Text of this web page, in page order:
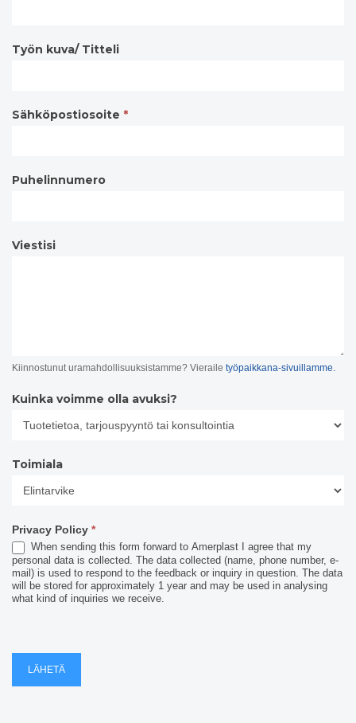
Työn kuva/ Titteli
Sähköpostiosoite *
Puhelinnumero
Viestisi
Kiinnostunut uramahdollisuuksistamme? Vieraile työpaikkana-sivuillamme.
Kuinka voimme olla avuksi?
Toimiala
Privacy Policy *
When sending this form forward to Amerplast I agree that my
personal data is collected. The data collected (name, phone number, e-
mail) is used to respond to the feedback or inquiry in question. The data
will be stored for approximately 1 year and may be used in analysing
what kind of inquiries we receive.
LÄHETÄ